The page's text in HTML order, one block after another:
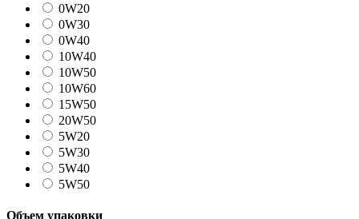
0W20
0W30
0W40
10W40
10W50
10W60
15W50
20W50
5W20
5W30
5W40
5W50
Объем упаковки